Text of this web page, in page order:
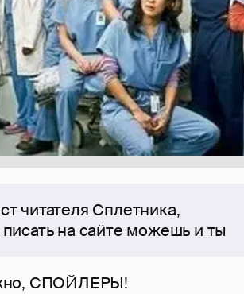
читателя Сплетника,
писать на сайте можешь и ты
СПОЙЛЕРЫ!